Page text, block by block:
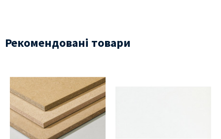
Рекомендовані товари